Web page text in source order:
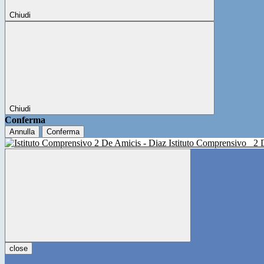
Chiudi
Chiudi
Conferma
Annulla Conferma
Istituto Comprensivo 2
close